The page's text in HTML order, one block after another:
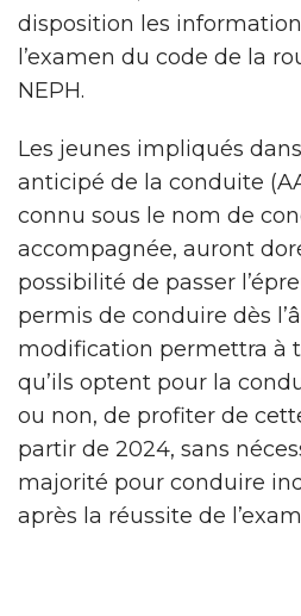
disposition les
l’examen du code de la
NEPH.
Les jeunes impliqués
anticipé de la conduite
connu sous le nom de
accompagnée, auront
possibilité de passer
permis de conduire dès
modification permettra à
qu’ils optent pour la
ou non, de profiter de
partir de 2024, sans
majorité pour conduire
après la réussite de